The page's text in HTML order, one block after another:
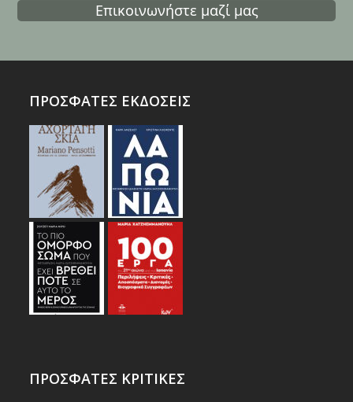
Επικοινωνήστε μαζί μας
ΠΡΟΣΦΑΤΕΣ ΕΚΔΟΣΕΙΣ
ΠΡΟΣΦΑΤΕΣ ΚΡΙΤΙΚΕΣ